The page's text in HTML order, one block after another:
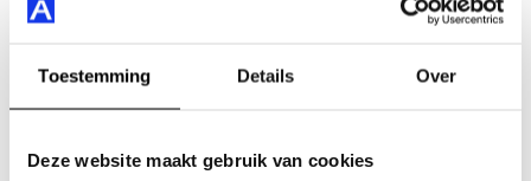
Toestemming Details Over
Deze website maakt gebruik van cookies
Actieradius (WLTP)